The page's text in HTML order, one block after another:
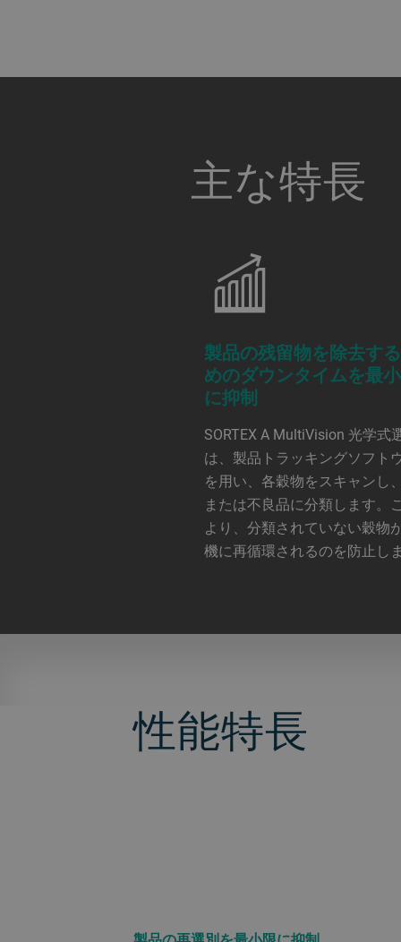
a decorative background image主な特長
製品の残留物を除去す
めのダウンタイムを最
に抑制
SORTEX A MultiVision 光学式
は、製品トラッキングソフト
を用い、各穀物をスキャンし
または不良品に分類します。
より、分類されていない穀物
機に再循環されるのを防止し
性能特長